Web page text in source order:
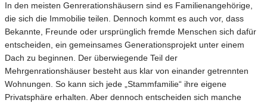
In den meisten Genrerationshäusern sind es Familienangehörige,
die sich die Immobilie teilen. Dennoch kommt es auch vor, dass
Bekannte, Freunde oder ursprünglich fremde Menschen sich dafür
entscheiden, ein gemeinsames Generationsprojekt unter einem
Dach zu beginnen. Der überwiegende Teil der
Mehrgenrationshäuser besteht aus klar von einander getrennten
Wohnungen. So kann sich jede „Stammfamilie“ ihre eigene
Privatsphäre erhalten. Aber dennoch entscheiden sich manche